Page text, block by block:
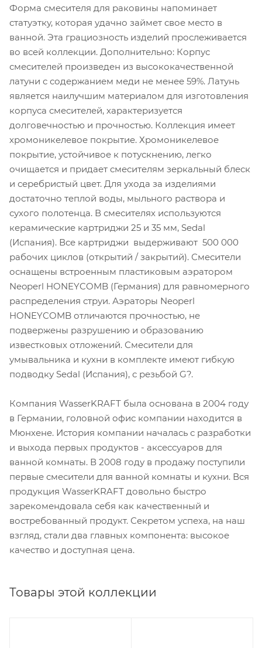
Форма смесителя для раковины напоминает
статуэтку, которая удачно займет свое место в
ванной. Эта грациозность изделий прослеживается
во всей коллекции. Дополнительно: Корпус
смесителей произведен из высококачественной
латуни с содержанием меди не менее 59%. Латунь
является наилучшим материалом для изготовления
корпуса смесителей, характеризуется
долговечностью и прочностью. Коллекция имеет
хромоникелевое покрытие. Хромоникелевое
покрытие, устойчивое к потускнению, легко
очищается и придает смесителям зеркальный блеск
и серебристый цвет. Для ухода за изделиями
достаточно теплой воды, мыльного раствора и
сухого полотенца. В смесителях используются
керамические картриджи 25 и 35 мм, Sedal
(Испания). Все картриджи выдерживают 500 000
рабочих циклов (открытий / закрытий). Смесители
оснащены встроенным пластиковым аэратором
Neoperl HONEYCOMB (Германия) для равномерного
распределения струи. Аэраторы Neoperl
HONEYCOMB отличаются прочностью, не
подвержены разрушению и образованию
известковых отложений. Смесители для
умывальника и кухни в комплекте имеют гибкую
подводку Sedal (Испания), с резьбой G?.
Компания WasserKRAFT была основана в 2004 году
в Германии, головной офис компании находится в
Мюнхене. История компании началась с разработки
и выхода первых продуктов - аксессуаров для
ванной комнаты. В 2008 году в продажу поступили
первые смесители для ванной комнаты и кухни. Вся
продукция WasserKRAFT довольно быстро
зарекомендовала себя как качественный и
востребованный продукт. Секретом успеха, на наш
взгляд, стали два главных компонента: высокое
качество и доступная цена.
Товары этой коллекции